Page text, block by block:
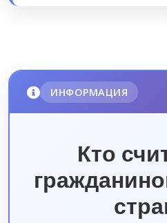
ИНФОРМАЦИЯ
Кто